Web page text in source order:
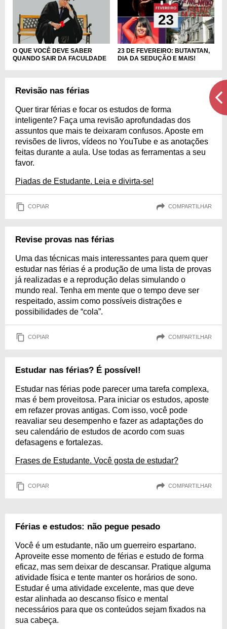
O QUE VOCÊ DEVE SABER
QUANDO SAIR DA FACULDADE
23 DE FEVEREIRO: BUTANTAN,
DIA DA SEDUÇÃO E MAIS!
Revisão nas férias
Quer tirar férias e focar os estudos de forma
inteligente? Faça uma revisão aprofundadas dos
assuntos que mais te deixaram confusos. Aposte em
revisões de livros, vídeos no YouTube e as anotações
feitas durante a aula. Use todas as ferramentas a seu
favor.
Piadas de Estudante. Leia e divirta-se!
COPIAR COMPARTILHAR
Revise provas nas férias
Uma das técnicas mais interessantes para quem quer
estudar nas férias é a produção de uma lista de provas
já realizadas e a reprodução delas simulando o
mundo real. Tenha em mente que o tempo deve ser
respeitado, assim como possíveis distrações e
possibilidades de “cola”.
COPIAR COMPARTILHAR
Estudar nas férias? É possível!
Estudar nas férias pode parecer uma tarefa complexa,
mas é bem proveitosa. Para iniciar os estudos, aposte
em refazer provas antigas. Com isso, você pode
reavaliar seu desempenho e fazer as adaptações do
seu calendário de estudos de acordo com suas
defasagens e fortalezas.
Frases de Estudante. Você gosta de estudar?
COPIAR COMPARTILHAR
Férias e estudos: não pegue pesado
Você é um estudante, não um guerreiro espartano.
Aproveite esse momento de férias e estudo de forma
eficaz, mas sem deixar de descansar. Pratique alguma
atividade física e tente manter os horários de sono.
Estudar é uma atividade excelente, mas que deve
estar alinhada ao descanso físico e mental
necessários para que os conteúdos sejam fixados na
sua cabeça.